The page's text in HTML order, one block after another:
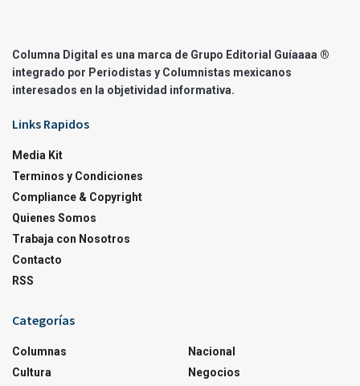
Columna Digital es una marca de Grupo Editorial Guíaaaa ®
integrado por Periodistas y Columnistas mexicanos
interesados en la objetividad informativa.
Links Rapidos
Media Kit
Terminos y Condiciones
Compliance & Copyright
Quienes Somos
Trabaja con Nosotros
Contacto
RSS
Categorías
Columnas
Cultura
Nacional
Negocios